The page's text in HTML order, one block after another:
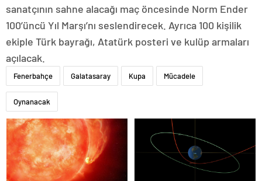
sanatçının sahne alacağı maç öncesinde Norm Ender
100’üncü Yıl Marşı’nı seslendirecek. Ayrıca 100 kişilik
ekiple Türk bayrağı, Atatürk posteri ve kulüp armaları
açılacak.
Fenerbahçe Galatasaray Kupa Mücadele
Oynanacak